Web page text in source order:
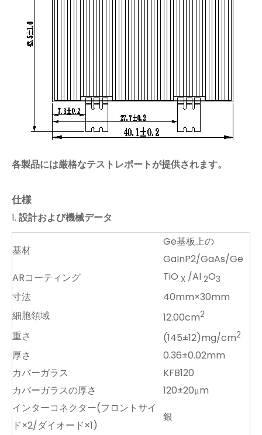
各製品には厳格なテストレポートが提供されます。
仕様
1. 設計および機械データ
基材
Ge基板上の
GaInP2/GaAs/Ge
ARコーティング
TiO X /Al 2O3
寸法
40mm×30mm
細胞領域
12.00cm2
重さ (145±12)mg/cm2
厚さ
0.36±0.02mm
カバーガラス
KFB120
カバーガラスの厚さ
120±20μm
インターコネクター(フロントサイ
ド×2/ダイオード×1)
銀